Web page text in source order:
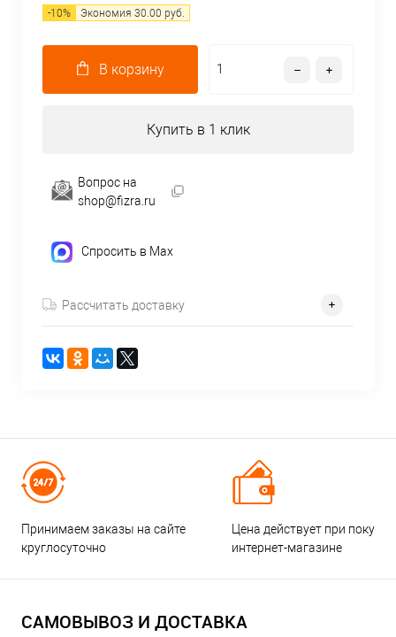
-10% Экономия 30.00 руб.
В корзину
Купить в 1 клик
Вопрос на
shop@fizra.ru
Спросить в Max
Рассчитать доставку
Принимаем заказы на сайте
круглосуточно
Цена действует при
интернет-магазине
САМОВЫВОЗ И ДОСТАВКА